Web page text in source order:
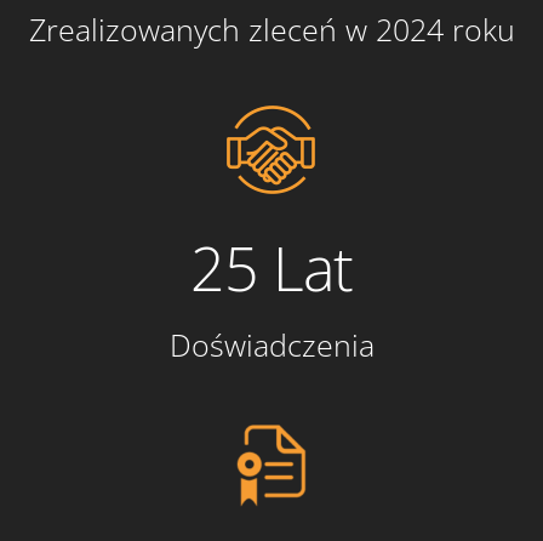
Zrealizowanych zleceń w 2024 roku
25 Lat
Doświadczenia